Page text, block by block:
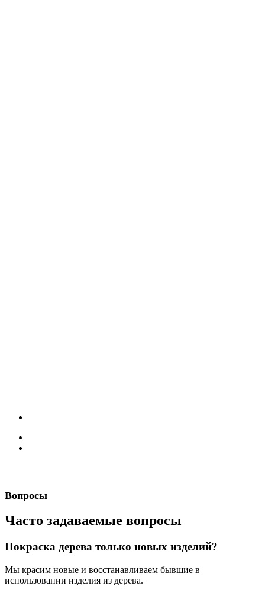
Вопросы
Часто задаваемые вопросы
Покраска дерева только новых изделий?
Мы красим новые и восстанавливаем бывшие в
использовании изделия из дерева.